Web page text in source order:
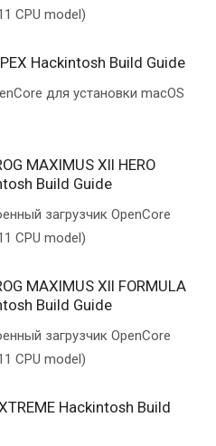
CPU model)
Hackintosh Build Guide
для установки macOS
MAXIMUS XII HERO
Build Guide
загрузчик OpenCore
CPU model)
MAXIMUS XII FORMULA
Build Guide
загрузчик OpenCore
CPU model)
Hackintosh Build